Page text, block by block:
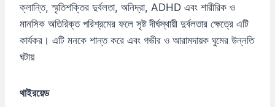
ক্লান্তি, স্মৃতিশক্তির দুর্বলতা, অনিদ্রা, ADHD এবং শারীরিক ও
মানসিক অতিরিক্ত পরিশ্রমের ফলে সৃষ্ট দীর্ঘস্থায়ী দুর্বলতার ক্ষেত্রে এটি
কার্যকর। এটি মনকে শান্ত করে এবং গভীর ও আরামদায়ক ঘুমের উন্নতি
ঘটায়
থাইরয়েড